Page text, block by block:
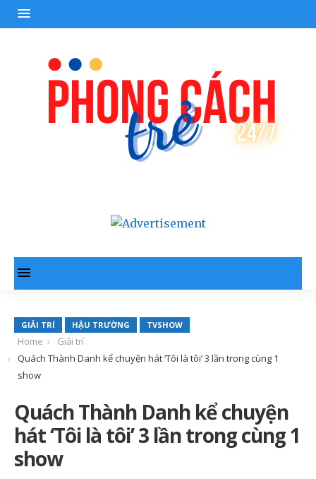
GIẢI TRÍ HẬU TRƯỜNG TVSHOW
Home
Giải trí
Quách Thành Danh kể chuyện hát ‘Tôi là tôi’ 3 lần trong cùng 1
show
Quách Thành Danh kể chuyện
hát ‘Tôi là tôi’ 3 lần trong cùng 1
show